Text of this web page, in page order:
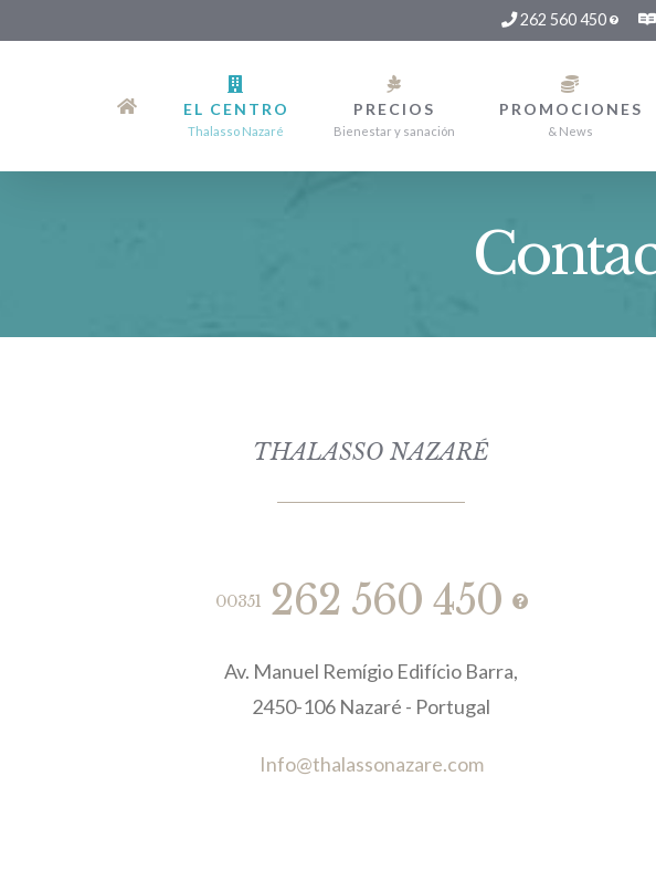
262 560 450
EL CENTRO
Thalasso Nazaré
PRECIOS
Bienestar y sanación
PROMOCIONES
& News
THALASSO NAZARÉ
00351 262 560 450
Av. Manuel Remígio Edifício Barra,
2450-106 Nazaré - Portugal
Info@thalassonazare.com